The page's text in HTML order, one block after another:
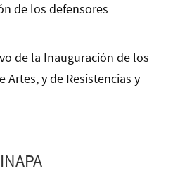
de los defensores
de la Inauguración de los
Artes, y de Resistencias y